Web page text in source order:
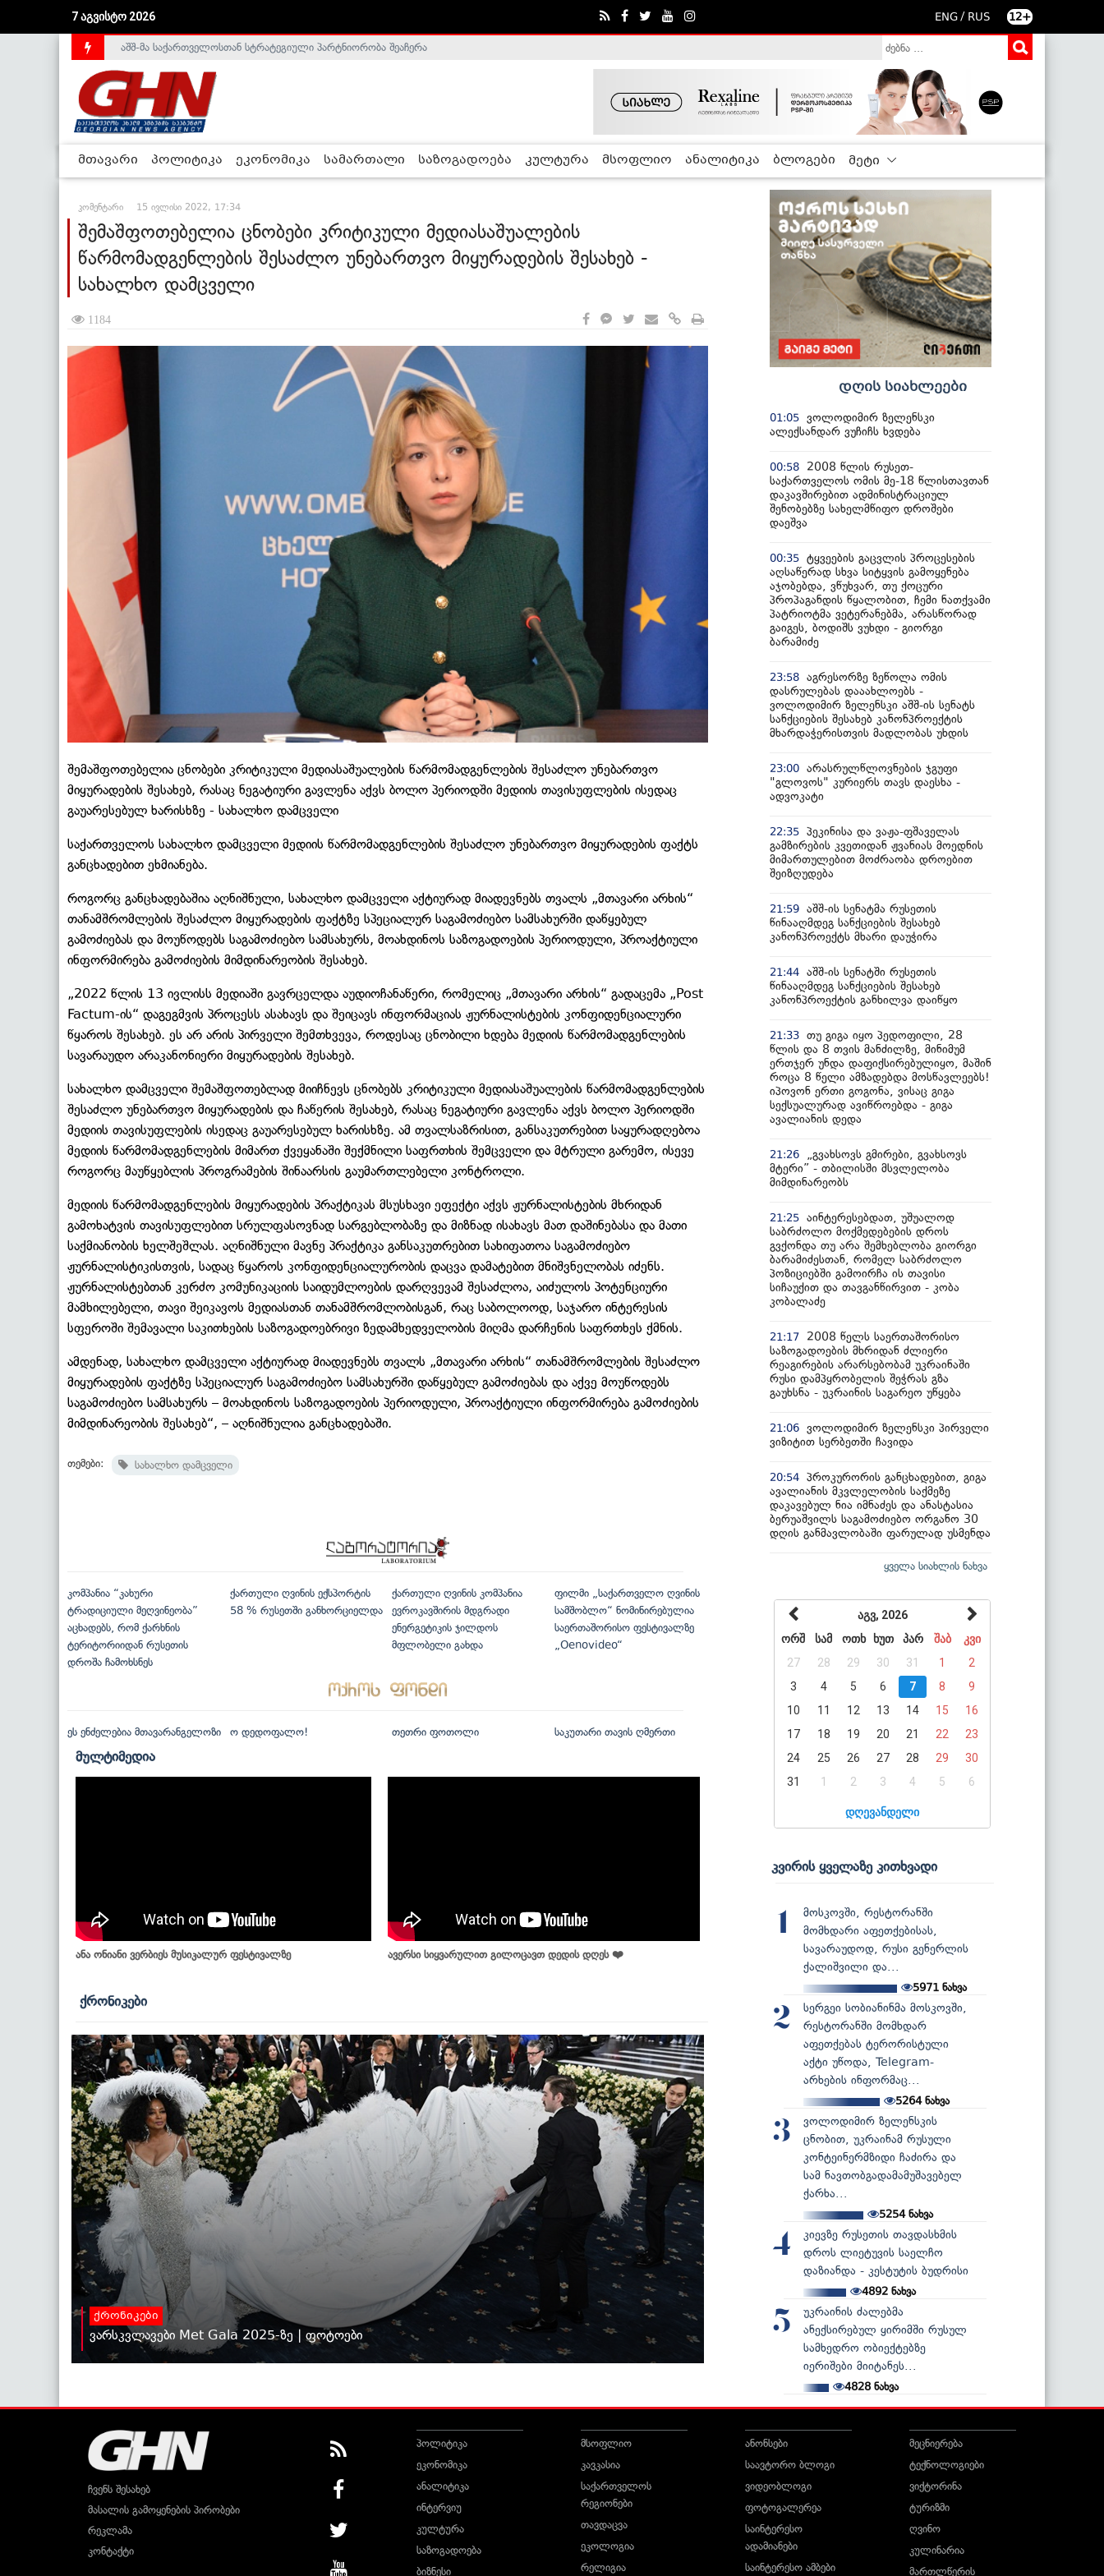
7 აგვისტო 2026 ENG / RUS 12+
საქართველოს დე-ფაქტო მთავრობა არალეგიტიმურია - ჰელსინკის კომისია
აშშ-მა საქართველოსთან სტრატეგიული პარტნიორობა შეაჩერა
მთავარი პოლიტიკა ეკონომიკა სამართალი საზოგადოება კულტურა მსოფლიო ანალიტიკა ბლოგები მეტი
კომენტარი 15 ივლისი 2022, 17:34
შემაშფოთებელია ცნობები კრიტიკული მედიასაშუალების
წარმომადგენლების შესაძლო უნებართვო მიყურადების შესახებ -
სახალხო დამცველი
1184
შემაშფოთებელია ცნობები კრიტიკული მედიასაშუალების წარმომადგენლების შესაძლო უნებართვო
მიყურადების შესახებ, რასაც ნეგატიური გავლენა აქვს ბოლო პერიოდში მედიის თავისუფლების ისედაც
გაუარესებულ ხარისხზე - სახალხო დამცველი
საქართველოს სახალხო დამცველი მედიის წარმომადგენლების შესაძლო უნებართვო მიყურადების ფაქტს
განცხადებით ეხმიანება.
როგორც განცხადებაშია აღნიშნული, სახალხო დამცველი აქტიურად მიადევნებს თვალს „მთავარი არხის“
თანამშრომლების შესაძლო მიყურადების ფაქტზე სპეციალურ საგამოძიებო სამსახურში დაწყებულ
გამოძიებას და მოუწოდებს საგამოძიებო სამსახურს, მოახდინოს საზოგადოების პერიოდული, პროაქტიული
ინფორმირება გამოძიების მიმდინარეობის შესახებ.
„2022 წლის 13 ივლისს მედიაში გავრცელდა აუდიოჩანაწერი, რომელიც „მთავარი არხის“ გადაცემა „Post
Factum-ის“ დაგეგმვის პროცესს ასახავს და შეიცავს ინფორმაციას ჟურნალისტების კონფიდენციალური
წყაროს შესახებ. ეს არ არის პირველი შემთხვევა, როდესაც ცნობილი ხდება მედიის წარმომადგენლების
სავარაუდო არაკანონიერი მიყურადების შესახებ.
სახალხო დამცველი შემაშფოთებლად მიიჩნევს ცნობებს კრიტიკული მედიასაშუალების წარმომადგენლების
შესაძლო უნებართვო მიყურადების და ჩაწერის შესახებ, რასაც ნეგატიური გავლენა აქვს ბოლო პერიოდში
მედიის თავისუფლების ისედაც გაუარესებულ ხარისხზე. ამ თვალსაზრისით, განსაკუთრებით საყურადღებოა
მედიის წარმომადგენლების მიმართ ქვეყანაში შექმნილი საფრთხის შემცველი და მტრული გარემო, ისევე
როგორც მაუწყებლის პროგრამების შინაარსის გაუმართლებელი კონტროლი.
მედიის წარმომადგენლების მიყურადების პრაქტიკას მსუსხავი ეფექტი აქვს ჟურნალისტების მხრიდან
გამოხატვის თავისუფლებით სრულფასოვნად სარგებლობაზე და მიზნად ისახავს მათ დაშინებასა და მათი
საქმიანობის ხელშეშლას. აღნიშნული მავნე პრაქტიკა განსაკუთრებით სახიფათოა საგამოძიებო
ჟურნალისტიკისთვის, სადაც წყაროს კონფიდენციალურობის დაცვა დამატებით მნიშვნელობას იძენს.
ჟურნალისტებთან კერძო კომუნიკაციის საიდუმლოების დარღვევამ შესაძლოა, აიძულოს პოტენციური
მამხილებელი, თავი შეიკავოს მედიასთან თანამშრომლობისგან, რაც საბოლოოდ, საჯარო ინტერესის
სფეროში შემავალი საკითხების საზოგადოებრივი ზედამხედველობის მიღმა დარჩენის საფრთხეს ქმნის.
ამდენად, სახალხო დამცველი აქტიურად მიადევნებს თვალს „მთავარი არხის“ თანამშრომლების შესაძლო
მიყურადების ფაქტზე სპეციალურ საგამოძიებო სამსახურში დაწყებულ გამოძიებას და აქვე მოუწოდებს
საგამოძიებო სამსახურს – მოახდინოს საზოგადოების პერიოდული, პროაქტიული ინფორმირება გამოძიების
მიმდინარეობის შესახებ“, – აღნიშნულია განცხადებაში.
თემები: სახალხო დამცველი
კომპანია “კახური
ტრადიციული მეღვინეობა”
აცხადებს, რომ ქარხნის
ტერიტორიიდან რუსეთის
დროშა ჩამოხსნეს
ქართული ღვინის ექსპორტის
58 % რუსეთში განხორციელდა
ქართული ღვინის კომპანია
ევროკავშირის მდგრადი
ენერგეტიკის ჯილდოს
მფლობელი გახდა
ფილმი „საქართველო ღვინის
სამშობლო“ ნომინირებულია
საერთაშორისო ფესტივალზე
„Oenovideo“
ეს ენძელებია მთავარანგელოზი ო დედოფალო! თეთრი ფოთოლი საკუთარი თავის ღმერთი
მულტიმედია
ანა ონიანი ვერბიეს მუსიკალურ ფესტივალზე ავერსი სიყვარულით გილოცავთ დედის დღეს ❤️
ქრონიკები
ქრონიკები
ვარსკვლავები Met Gala 2025-ზე | ფოტოები
დღის სიახლეები
01:05 ვოლოდიმირ ზელენსკი
ალექსანდარ ვუჩიჩს ხვდება
00:58
2008 წლის რუსეთ-
საქართველოს ომის მე-18 წლისთავთან
დაკავშირებით ადმინისტრაციულ
შენობებზე სახელმწიფო დროშები
დაეშვა
00:35 ტყვეების გაცვლის პროცესების
აღსაწერად სხვა სიტყვის გამოყენება
აჯობებდა, ვწუხვარ, თუ ქოცური
პროპაგანდის წყალობით, ჩემი ნათქვამი
პატრიოტმა ვეტერანებმა, არასწორად
გაიგეს, ბოდიშს ვუხდი - გიორგი
ბარამიძე
23:58 აგრესორზე ზეწოლა ომის
დასრულებას დააახლოებს -
ვოლოდიმირ ზელენსკი აშშ-ის სენატს
სანქციების შესახებ კანონპროექტის
მხარდაჭერისთვის მადლობას უხდის
23:00 არასრულწლოვნების ჯგუფი
"გლოვოს" კურიერს თავს დაესხა -
ადვოკატი
22:35 პეკინისა და ვაჟა-ფშაველას
გამზირების კვეთიდან ჟვანიას მოედნის
მიმართულებით მოძრაობა დროებით
შეიზღუდება
21:59 აშშ-ის სენატმა რუსეთის
წინააღმდეგ სანქციების შესახებ
კანონპროექტს მხარი დაუჭირა
21:44 აშშ-ის სენატში რუსეთის
წინააღმდეგ სანქციების შესახებ
კანონპროექტის განხილვა დაიწყო
21:33 თუ გიგა იყო პედოფილი, 28
წლის და 8 თვის მანძილზე, მინიმუმ
ერთჯერ უნდა დაფიქსირებულიყო, მაშინ
როცა 8 წელი ამზადებდა მოსწავლეებს!
იპოვონ ერთი გოგონა, ვისაც გიგა
სექსუალურად ავიწროებდა - გიგა
ავალიანის დედა
21:26
„გვახსოვს გმირები, გვახსოვს
მტერი” - თბილისში მსვლელობა
მიმდინარეობს
21:25 აინტერესებდათ, უშუალოდ
საბრძოლო მოქმედებების დროს
გვქონდა თუ არა შემხებლობა გიორგი
ბარამიძესთან, რომელ საბრძოლო
პოზიციებში გამოირჩა ის თავისი
სიჩაუქით და თავგანწირვით - კობა
კობალაძე
21:17
2008 წელს საერთაშორისო
საზოგადოების მხრიდან ძლიერი
რეაგირების არარსებობამ უკრაინაში
რუსი დამპყრობელის შეჭრას გზა
გაუხსნა - უკრაინის საგარეო უწყება
21:06 ვოლოდიმირ ზელენსკი პირველი
ვიზიტით სერბეთში ჩავიდა
20:54 პროკურორის განცხადებით, გიგა
ავალიანის მკვლელობის საქმეზე
დაკავებულ ნია იმნაძეს და ანასტასია
ბერუაშვილს საგამოძიებო ორგანო 30
დღის განმავლობაში ფარულად უსმენდა
ყველა სიახლის ნახვა
აგვ, 2026
ორშ
სამ ოთხ ხუთ პარ შაბ
კვი
27
28 29 30 31 1
2
3
4 5 6 7 8
9
10
11 12 13 14 15
16
17
18 19 20 21 22
23
24
25 26 27 28 29
30
31
1 2 3 4 5 6
დღევანდელი
კვირის ყველაზე კითხვადი
1
მოსკოვში, რესტორანში
მომხდარი აფეთქებისას,
სავარაუდოდ, რუსი გენერლის
ქალიშვილი და...
5971 ნახვა
2
სერგეი სობიანინმა მოსკოვში,
რესტორანში მომხდარ
აფეთქებას ტერორისტული
აქტი უწოდა, Telegram-
არხების ინფორმაც...
5264ნახვა
3
ვოლოდიმირ ზელენსკის
ცნობით, უკრაინამ რუსული
კონტეინერმზიდი ჩაძირა და
სამ ნავთობგადამამუშავებელ
ქარხა...
5254ნახვა
4
კიევზე რუსეთის თავდასხმის
დროს ლიეტუვის საელჩო
დაზიანდა - კესტუტის ბუდრისი
4892ნახვა
5
უკრაინის ძალებმა
ანექსირებულ ყირიმში რუსულ
სამხედრო ობიექტებზე
იერიშები მიიტანეს...
4828 ნახვა
ჩვენს შესახებ
მასალის გამოყენების პირობები
რეკლამა
კონტაქტი
პოლიტიკა
ეკონომიკა
ანალიტიკა
ინტერვიუ
კულტურა
საზოგადოება
ბიზნესი
მსოფლიო
კავკასია
საქართველოს
რეგიონები
თავდაცვა
ეკოლოგია
რელიგია
ანონსები
საავტორო ბლოგი
ვიდეობლოგი
ფოტოგალერეა
საინტერესო
ადამიანები
საინტერესო ამბები
მეცნიერება
ტექნოლოგიები
ვიქტორინა
ტურიზმი
ღვინო
კულინარია
მართლწერის